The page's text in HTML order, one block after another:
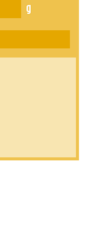
g